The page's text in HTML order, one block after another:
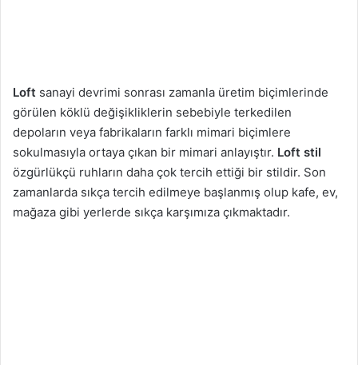
Loft sanayi devrimi sonrası zamanla üretim biçimlerinde
görülen köklü değişikliklerin sebebiyle terkedilen
depoların veya fabrikaların farklı mimari biçimlere
sokulmasıyla ortaya çıkan bir mimari anlayıştır. Loft stil
özgürlükçü ruhların daha çok tercih ettiği bir stildir. Son
zamanlarda sıkça tercih edilmeye başlanmış olup kafe, ev,
mağaza gibi yerlerde sıkça karşımıza çıkmaktadır.